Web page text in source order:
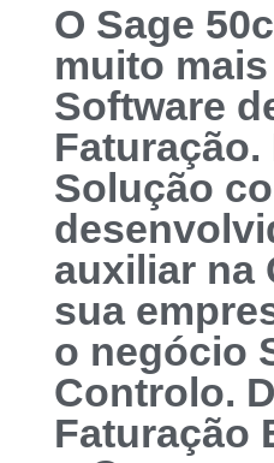
O Sage
muito
Software
Faturação.
Solução
auxiliar na
sua
o negócio
Controlo.
Faturação